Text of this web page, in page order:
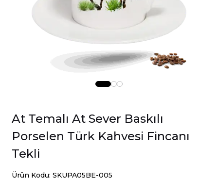
At Temalı At Sever Baskılı
Porselen Türk Kahvesi Fincanı
Tekli
Ürün Kodu: SKUPA05BE-005